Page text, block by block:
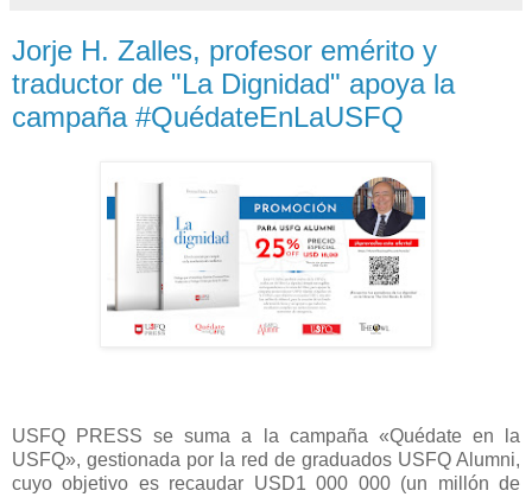
Jorje H. Zalles, profesor emérito y
traductor de "La Dignidad" apoya la
campaña #QuédateEnLaUSFQ
USFQ PRESS se suma a la campaña «Quédate en la
USFQ», gestionada por la red de graduados USFQ Alumni,
cuyo objetivo es recaudar USD1 000 000 (un millón de